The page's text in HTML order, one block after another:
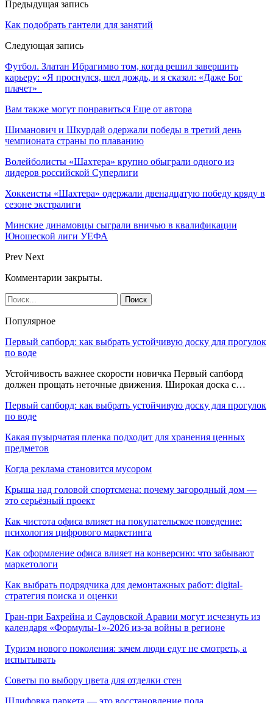
Предыдущая запись
Как подобрать гантели для занятий
Следующая запись
Футбол. Златан Ибрагимво том, когда решил завершить
карьеру: «Я проснулся, шел дождь, и я сказал: «Даже Бог
плачет»
Вам также могут понравиться Еще от автора
Шиманович и Шкурдай одержали победы в третий день
чемпионата страны по плаванию
Волейболисты «Шахтера» крупно обыграли одного из
лидеров российской Суперлиги
Хоккеисты «Шахтера» одержали двенадцатую победу кряду в
сезоне экстралиги
Минские динамовцы сыграли вничью в квалификации
Юношеской лиги УЕФА
Prev Next
Комментарии закрыты.
Популярное
Первый сапборд: как выбрать устойчивую доску для прогулок
по воде
Устойчивость важнее скорости новичка Первый сапборд
должен прощать неточные движения. Широкая доска с…
Первый сапборд: как выбрать устойчивую доску для прогулок
по воде
Какая пузырчатая пленка подходит для хранения ценных
предметов
Когда реклама становится мусором
Крыша над головой спортсмена: почему загородный дом —
это серьёзный проект
Как чистота офиса влияет на покупательское поведение:
психология цифрового маркетинга
Как оформление офиса влияет на конверсию: что забывают
маркетологи
Как выбрать подрядчика для демонтажных работ: digital-
стратегия поиска и оценки
Гран-при Бахрейна и Саудовской Аравии могут исчезнуть из
календаря «Формулы-1»-2026 из-за войны в регионе
Туризм нового поколения: зачем люди едут не смотреть, а
испытывать
Советы по выбору цвета для отделки стен
Шлифовка паркета — это восстановление пола